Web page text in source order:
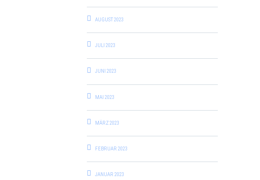
AUGUST 2023
JULI 2023
JUNI 2023
MAI 2023
MÄRZ 2023
FEBRUAR 2023
JANUAR 2023